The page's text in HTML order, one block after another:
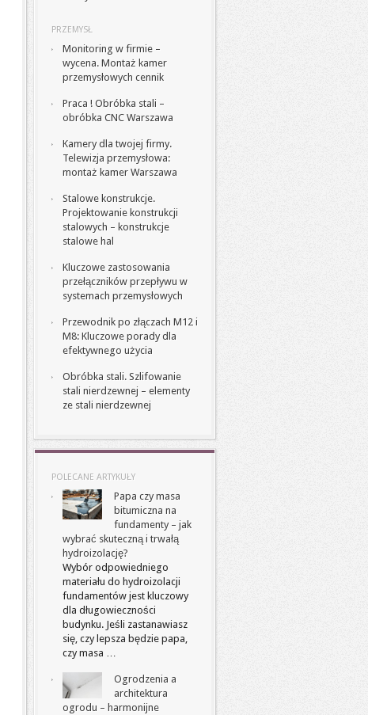
PRZEMYSŁ
Monitoring w firmie –
wycena. Montaż kamer
przemysłowych cennik
Praca ! Obróbka stali –
obróbka CNC Warszawa
Kamery dla twojej firmy.
Telewizja przemysłowa:
montaż kamer Warszawa
Stalowe konstrukcje.
Projektowanie konstrukcji
stalowych – konstrukcje
stalowe hal
Kluczowe zastosowania
przełączników przepływu w
systemach przemysłowych
Przewodnik po złączach M12 i
M8: Kluczowe porady dla
efektywnego użycia
Obróbka stali. Szlifowanie
stali nierdzewnej – elementy
ze stali nierdzewnej
POLECANE ARTYKUŁY
Papa czy masa
bitumiczna na
fundamenty – jak
wybrać skuteczną i trwałą
hydroizolację?
Wybór odpowiedniego
materiału do hydroizolacji
fundamentów jest kluczowy
dla długowieczności
budynku. Jeśli zastanawiasz
się, czy lepsza będzie papa,
czy masa …
Ogrodzenia a
architektura
ogrodu – harmonijne